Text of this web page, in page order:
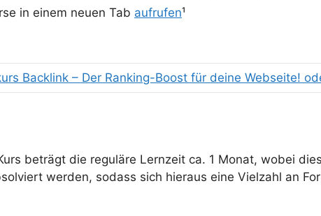
in einem neuen Tab aufrufen¹
Backlink – Der Ranking-Boost für deine Webseite!
beträgt die reguläre Lernzeit ca. 1 Monat, wobei
werden, sodass sich hieraus eine Vielzahl an